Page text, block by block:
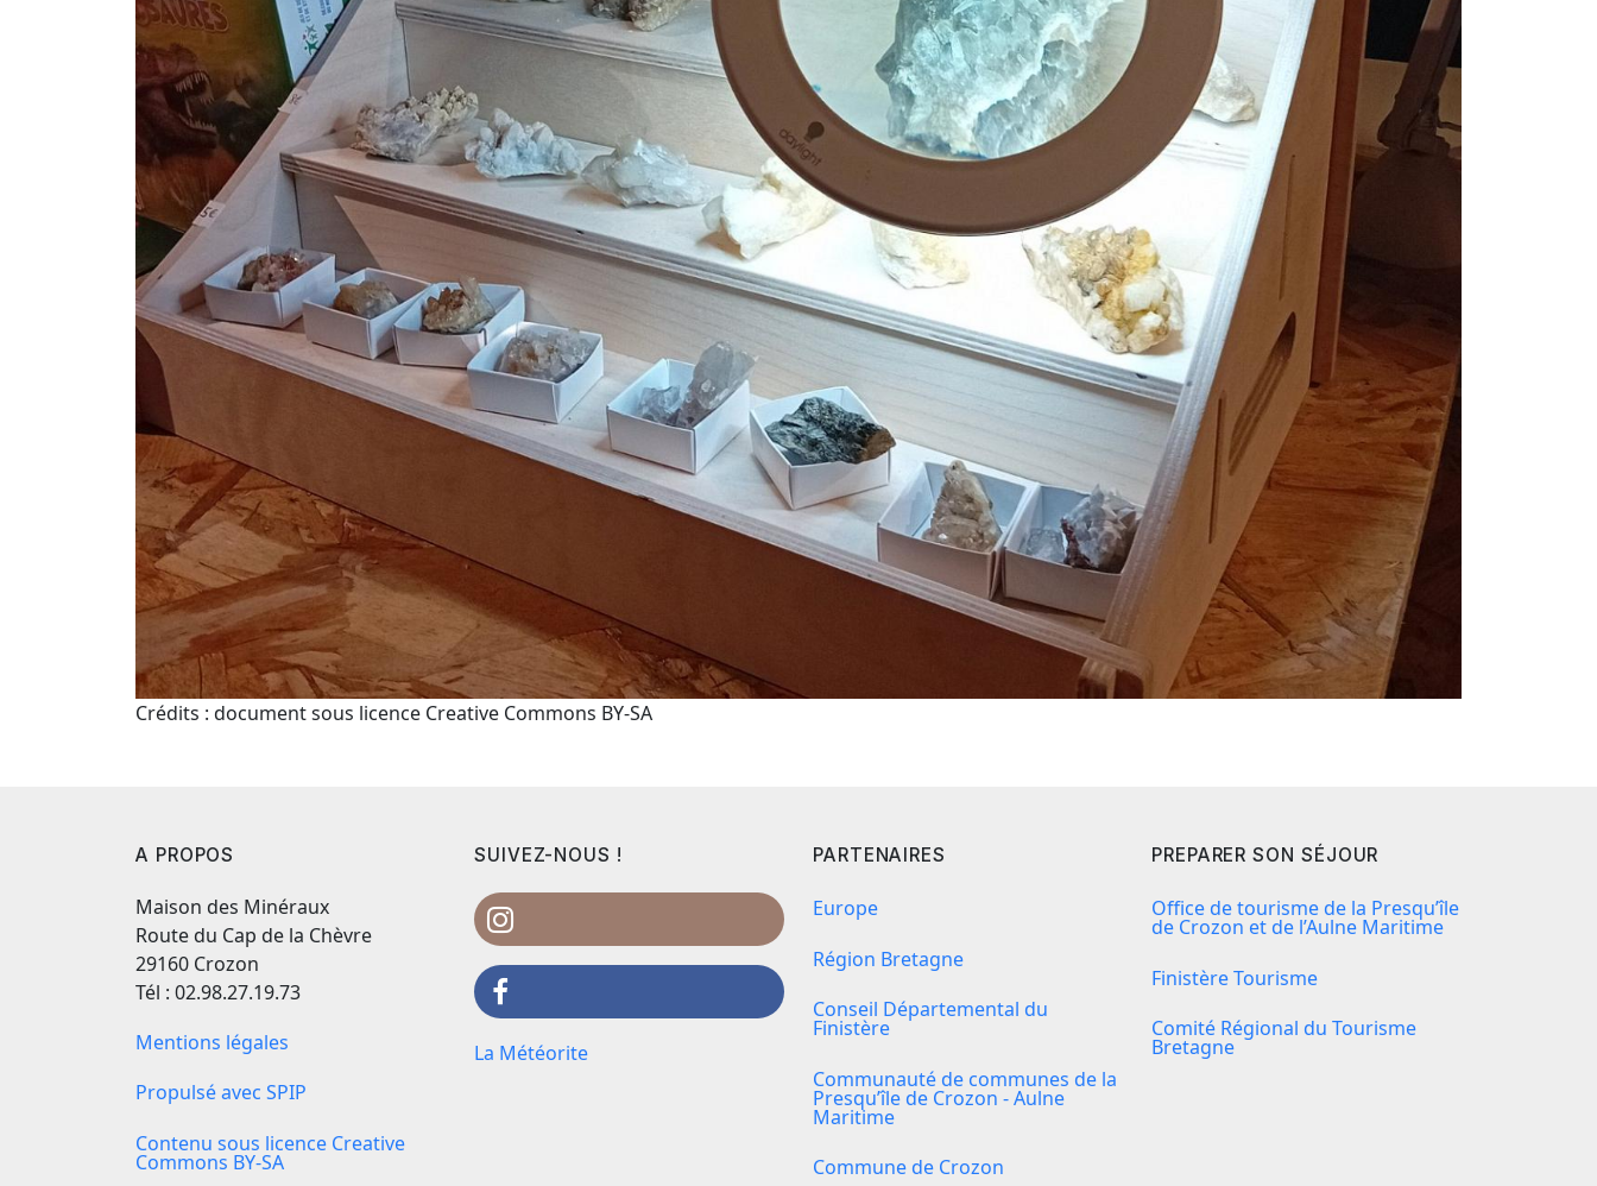
Crédits : document sous licence Creative Commons BY-SA
A PROPOS
Maison des Minéraux
Route du Cap de la Chèvre
29160 Crozon
Tél : 02.98.27.19.73
Mentions légales
Propulsé avec SPIP
Contenu sous licence Creative
Commons BY-SA
SUIVEZ-NOUS !
La Météorite
PARTENAIRES
Europe
Région Bretagne
Conseil Départemental du
Finistère
Communauté de communes de la
Presqu’île de Crozon - Aulne
Maritime
Commune de Crozon
PREPARER SON SÉJOUR
Office de tourisme de la Presqu’île
de Crozon et de l’Aulne Maritime
Finistère Tourisme
Comité Régional du Tourisme
Bretagne